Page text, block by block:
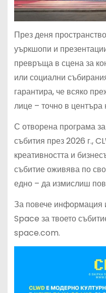
През деня
уъркшопи и
превръща в сцена за
или социални
гарантира, че всяко
лице – точно в центъра
С отворена програма
събития през 2026 г.,
креативността и
събитие оживява по
едно – да измислиш
За повече информация
Space за твоето
space.com.